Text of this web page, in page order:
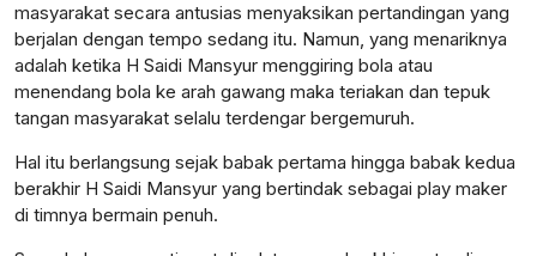
masyarakat secara antusias menyaksikan pertandingan yang
berjalan dengan tempo sedang itu. Namun, yang menariknya
adalah ketika H Saidi Mansyur menggiring bola atau
menendang bola ke arah gawang maka teriakan dan tepuk
tangan masyarakat selalu terdengar bergemuruh.
Hal itu berlangsung sejak babak pertama hingga babak kedua
berakhir H Saidi Mansyur yang bertindak sebagai play maker
di timnya bermain penuh.